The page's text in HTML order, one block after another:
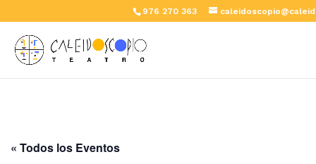
976 270 363
« Todos los Eventos